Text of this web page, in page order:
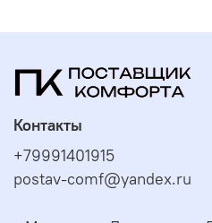
Контакты
+79991401915
postav-comf@yandex.ru